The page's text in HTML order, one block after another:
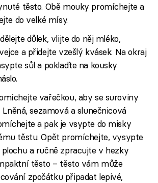
těsto. Obě mouky promíchejte a
do velké mísy.
důlek, vlijte do něj mléko,
a přidejte vzešlý kvásek. Na okraj
sůl a poklaďte na kousky
vařečkou, aby se suroviny
Lněná, sezamová a slunečnicová
a pak je vsypte do misky
těstu. Opět promíchejte, vysypte
a ručně zpracujte v hezky
těsto – těsto vám může
zpočátku připadat lepivé,